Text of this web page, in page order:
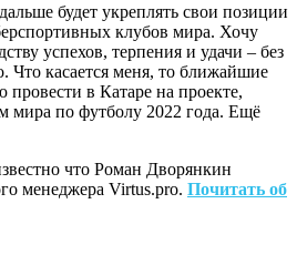
будет укреплять свои позиции
клубов мира. Хочу
успехов, терпения и удачи – без
Что касается меня, то ближайшие
провести в Катаре на проекте,
мира по футболу 2022 года. Ещё
что Роман Дворянкин
менеджера Virtus.pro. Почитать об